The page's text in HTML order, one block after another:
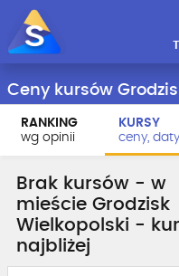
Ceny kursów
RANKING
wg opinii
KURSY
ceny, daty
Brak kursów - w
mieście Grodzisk
Wielkopolski -
najbliżej